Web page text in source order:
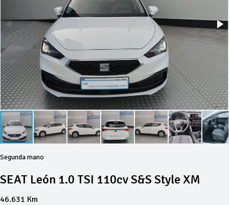
Segunda mano
SEAT León 1.0 TSI 110cv S&S Style XM
46.631 Km